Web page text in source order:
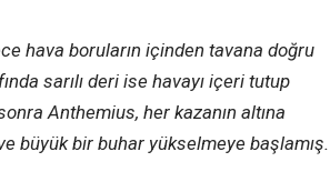
hava boruların içinden tavana doğru
sarılı deri ise havayı içeri tutup
Anthemius, her kazanın altına
büyük bir buhar yükselmeye başlamış.